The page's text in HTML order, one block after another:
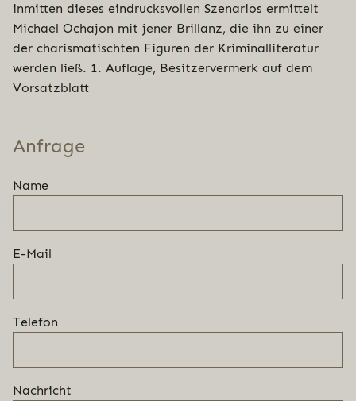
inmitten dieses eindrucksvollen Szenarios ermittelt
Michael Ochajon mit jener Brillanz, die ihn zu einer
der charismatischten Figuren der Kriminalliteratur
werden ließ. 1. Auflage, Besitzervermerk auf dem
Vorsatzblatt
Anfrage
Name
E-Mail
Telefon
Nachricht